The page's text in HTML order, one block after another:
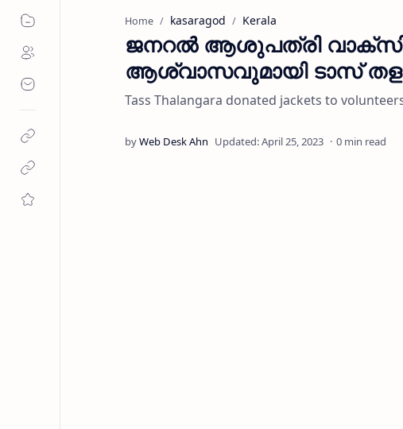
Home kasaragod Kerala
ജനറൽ ആശുപത്രി വാക്‌സിൻ
ആശ്വാസവുമായി ടാസ്
Tass Thalangara donated jackets to
0 min read